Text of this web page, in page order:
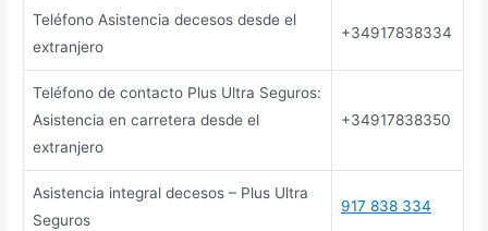
Teléfono Asistencia decesos desde el
extranjero
+34917838334
Teléfono de contacto Plus Ultra Seguros:
Asistencia en carretera desde el
extranjero
+34917838350
Asistencia integral decesos – Plus Ultra
Seguros
917 838 334